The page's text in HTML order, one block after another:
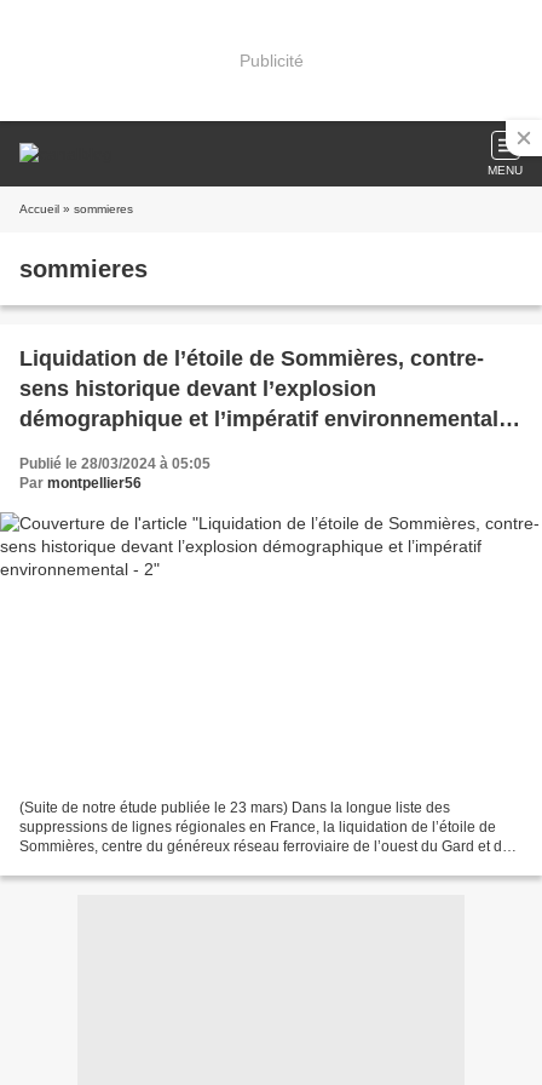
Publicité
MENU
Accueil » sommieres
sommieres
Liquidation de l’étoile de Sommières, contre-
sens historique devant l’explosion
démographique et l’impératif environnemental -
Publié le 28/03/2024 à 05:05
Par montpellier56
(Suite de notre étude publiée le 23 mars) Dans la longue liste des
suppressions de lignes régionales en France, la liquidation de l’étoile de
Sommières, centre du généreux réseau ferroviaire de l’ouest du Gard et de